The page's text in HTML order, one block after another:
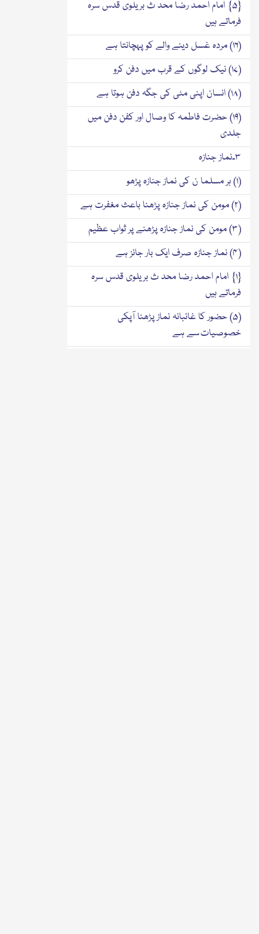
{۵} امام احمد رضا محد ث بریلوی قدس سرہ
فرماتے ہیں
(۱۶) مردہ غسل دینے والے کو پہچانتا ہے
(۱۷) نیک لوگوں کے قرب میں دفن کرو
(۱۸) انسان اپنی مٹی کی جگہ دفن ہوتا ہے
(۱۹) حضرت فاطمہ کا وصال اور کفن دفن میں
جلدی
۳۔نماز جنازہ
(۱) ہر مسلما ن کی نماز جنازہ پڑھو
(۲) مومن کی نماز جنازہ پڑھنا باعث مغفرت ہے
(۳) مومن کی نماز جنازہ پڑھنے پر ثواب عظیم
(۴) نماز جنازہ صرف ایک بار جائز ہے
{۱} امام احمد رضا محد ث بریلوی قدس سرہ
فرماتے ہیں
(۵) حضور کا غائبانہ نماز پڑھنا آپکی
خصوصیات سے ہے